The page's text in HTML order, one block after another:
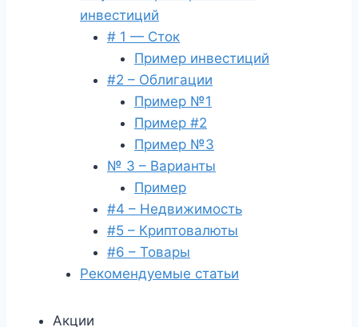
инвестиций
# 1 — Сток
Пример инвестиций
#2 – Облигации
Пример №1
Пример #2
Пример №3
№ 3 – Варианты
Пример
#4 – Недвижимость
#5 – Криптовалюты
#6 – Товары
Рекомендуемые статьи
Акции